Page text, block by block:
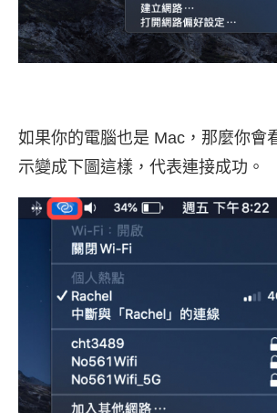
如果你的電腦也是 Mac，那麼你會
示變成下圖這樣，代表連接成功。